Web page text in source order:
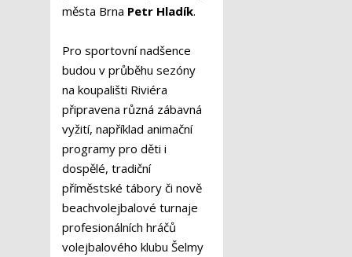
města Brna Petr Hladík.
Pro sportovní nadšence
budou v průběhu sezóny
na koupališti Riviéra
připravena různá zábavná
vyžití, například animační
programy pro děti i
dospělé, tradiční
příměstské tábory či nově
beachvolejbalové turnaje
profesionálních hráčů
volejbalového klubu Šelmy